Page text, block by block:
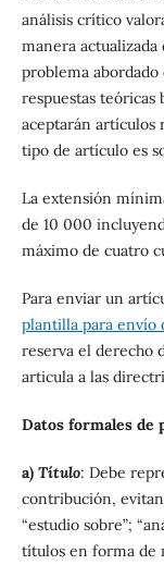
análisis crítico
manera
problema
respuestas teóricas
aceptarán artículos
tipo de artículo es
La extensión
de 10 000
máximo de cuatro
Para enviar un
plantilla para envío
reserva el derecho
articula a las
Datos formales de
a)Título: Debe
contribución,
“estudio sobre”;
títulos en forma de